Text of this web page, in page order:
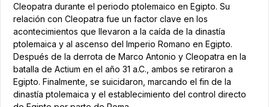
Cleopatra durante el periodo ptolemaico en Egipto. Su
relación con Cleopatra fue un factor clave en los
acontecimientos que llevaron a la caída de la dinastía
ptolemaica y al ascenso del Imperio Romano en Egipto.
Después de la derrota de Marco Antonio y Cleopatra en la
batalla de Actium en el año 31 a.C., ambos se retiraron a
Egipto. Finalmente, se suicidaron, marcando el fin de la
dinastía ptolemaica y el establecimiento del control directo